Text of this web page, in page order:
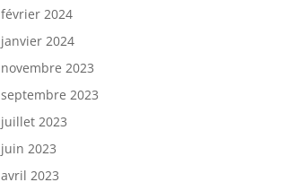
février 2024
janvier 2024
novembre 2023
septembre 2023
juillet 2023
juin 2023
avril 2023